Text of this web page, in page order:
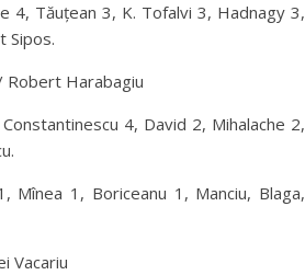
4, Tăuțean 3, K. Tofalvi 3, Hadnagy 3,
Sipos.
Robert Harabagiu
4, David 2, Mihalache 2,
Mînea 1, Boriceanu 1, Manciu, Blaga,
Vacariu